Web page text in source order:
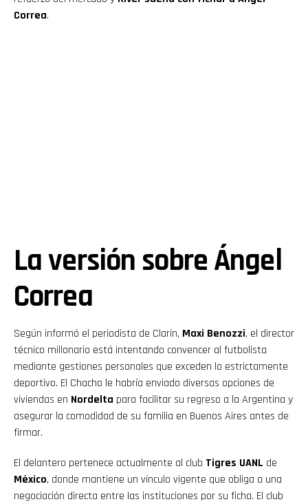
Correa.
La versión sobre Ángel
Correa
Según informó el periodista de Clarín, Maxi Benozzi, el director
técnico millonario está intentando convencer al futbolista
mediante gestiones personales que exceden lo estrictamente
deportivo. El Chacho le habría enviado diversas opciones de
viviendas en Nordelta para facilitar su regreso a la Argentina y
asegurar la comodidad de su familia en Buenos Aires antes de
firmar.
El delantero pertenece actualmente al club Tigres UANL de
México, donde mantiene un vínculo vigente que obliga a una
negociación directa entre las instituciones por su ficha. El club